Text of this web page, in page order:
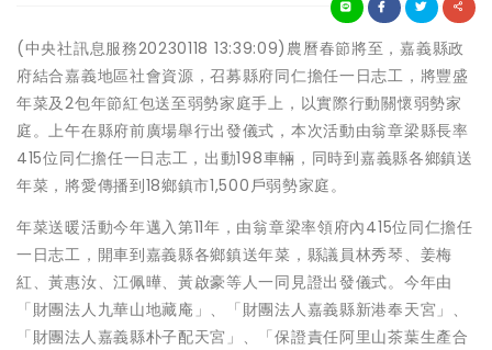
(中央社訊息服務20230118 13:39:09)農曆春節將至，嘉義縣政
府結合嘉義地區社會資源，召募縣府同仁擔任一日志工，將豐盛
年菜及2包年節紅包送至弱勢家庭手上，以實際行動關懷弱勢家
庭。上午在縣府前廣場舉行出發儀式，本次活動由翁章梁縣長率
415位同仁擔任一日志工，出動198車輛，同時到嘉義縣各鄉鎮送
年菜，將愛傳播到18鄉鎮市1,500戶弱勢家庭。
年菜送暖活動今年邁入第11年，由翁章梁率領府內415位同仁擔任
一日志工，開車到嘉義縣各鄉鎮送年菜，縣議員林秀琴、姜梅
紅、黃惠汝、江佩曄、黃啟豪等人一同見證出發儀式。今年由
「財團法人九華山地藏庵」、「財團法人嘉義縣新港奉天宮」、
「財團法人嘉義縣朴子配天宮」、「保證責任阿里山茶葉生產合